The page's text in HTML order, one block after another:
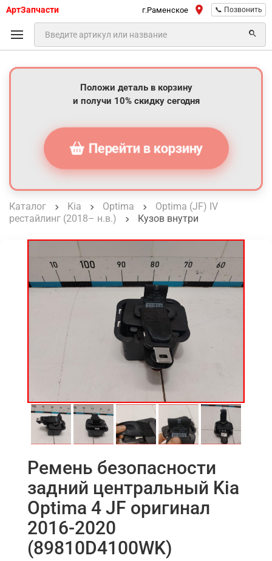
АртЗапчасти г.Раменское 📞 Позвонить
Положи деталь в корзину
и получи 10% скидку сегодня
Перейти в корзину
Каталог Kia Optima
Optima (JF) IV
рестайлинг (2018– н.в.)
Кузов внутри
Ремень безопасности
задний центральный Kia
Optima 4 JF оригинал
2016-2020
(89810D4100WK)